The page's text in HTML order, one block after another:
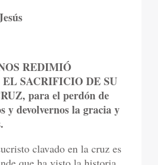
REDIMIÓ
SACRIFICIO DE SU
para el perdón de
y devolvernos la gracia y
clavado en la cruz es